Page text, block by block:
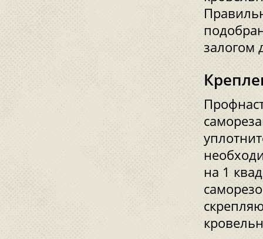
залогом
на 1